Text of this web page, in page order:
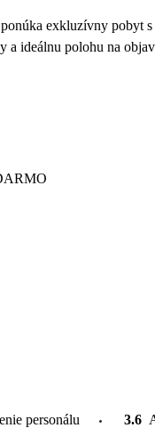
exkluzívny pobyt
a ideálnu polohu na
personálu 3.6